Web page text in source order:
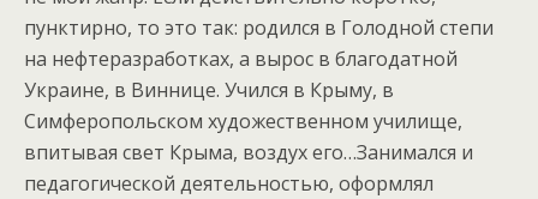
пунктирно, то это так: родился в Голодной степи
на нефтеразработках, а вырос в благодатной
Украине, в Виннице. Учился в Крыму, в
Симферопольском художественном училище,
впитывая свет Крыма, воздух его…Занимался и
педагогической деятельностью, оформлял